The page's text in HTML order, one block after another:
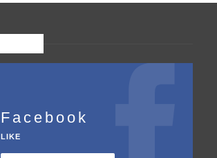
Facebook
LIKE